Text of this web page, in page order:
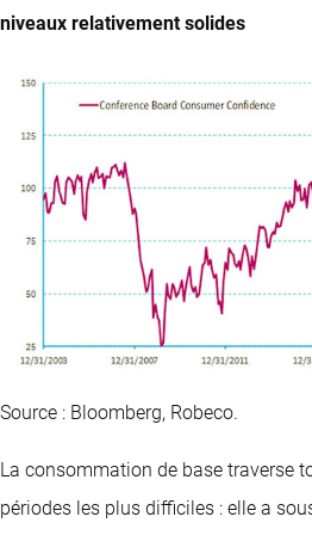
niveaux relativement solides
Source : Bloomberg, Robeco.
La consommation de base traverse
périodes les plus difficiles : elle a